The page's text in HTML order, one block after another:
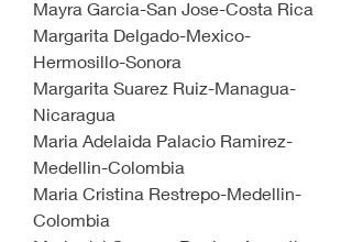
Mayra Garcia-San Jose-Costa Rica
Margarita Delgado-Mexico-
Hermosillo-Sonora
Margarita Suarez Ruiz-Managua-
Nicaragua
Maria Adelaida Palacio Ramirez-
Medellin-Colombia
Maria Cristina Restrepo-Medellin-
Colombia